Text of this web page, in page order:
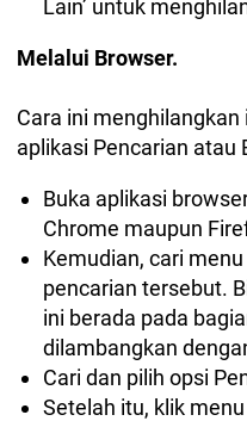
Lain’ untuk
Melalui Browser.
Cara ini
aplikasi Pencarian atau
Buka aplikasi
Chrome maupun
Kemudian, cari
pencarian tersebut.
ini berada pada
dilambangkan
Cari dan pilih opsi
Setelah itu, klik